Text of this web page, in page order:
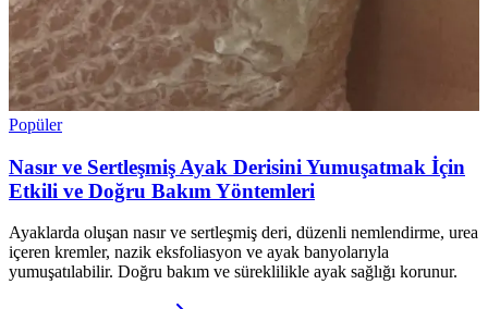
Popüler
Nasır ve Sertleşmiş Ayak Derisini Yumuşatmak İçin
Etkili ve Doğru Bakım Yöntemleri
Ayaklarda oluşan nasır ve sertleşmiş deri, düzenli nemlendirme, urea
içeren kremler, nazik eksfoliasyon ve ayak banyolarıyla
yumuşatılabilir. Doğru bakım ve süreklilikle ayak sağlığı korunur.